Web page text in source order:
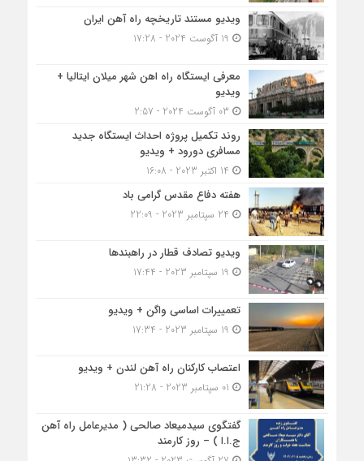
ویدیو مستند تاریخچه راه آهن ایران
معرفی ایستگاه راه اهن شهر میلان ایتالیا +
ویدیو
روند تکمیل پروژه احداث ایستگاه جدید
مسافری دورود + ویدیو
هفته دفاع مقدس گرامی باد
ویدیو تصادف قطار در راهبندها
تعمییرات اساسی واگن + ویدیو
اعتصاب کارکنان راه آهن لندن + ویدیو
گفتگوی سیدمیعاد صالحی ( مدیرعامل راه آهن
ج.ا.ا ) – روز کارمند